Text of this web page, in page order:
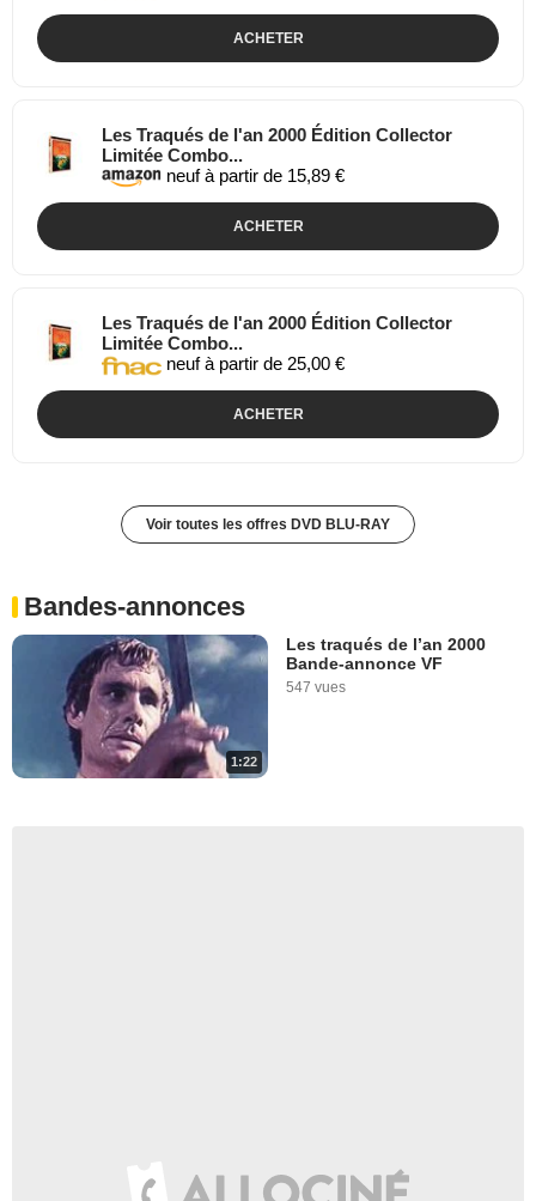
ACHETER
Les Traqués de l'an 2000 Édition Collector
Limitée Combo...
neuf à partir de 15,89 €
ACHETER
Les Traqués de l'an 2000 Édition Collector
Limitée Combo...
neuf à partir de 25,00 €
ACHETER
Voir toutes les offres DVD BLU-RAY
Bandes-annonces
1:22
Les traqués de l’an 2000
Bande-annonce VF
547 vues